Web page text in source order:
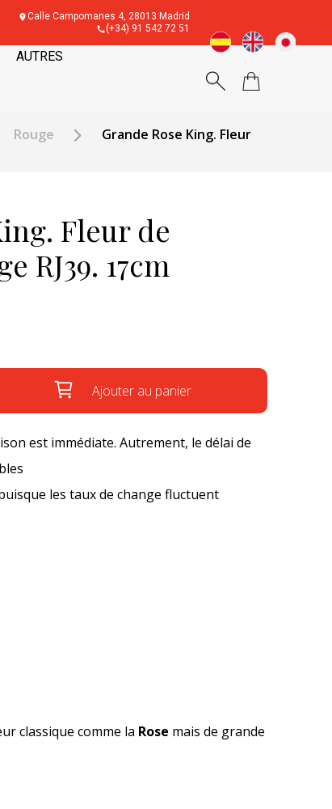
Calle Campomanes 4, 28013 Madrid
(+34) 91 542 72 51
AUTRES
Rouge
Grande Rose King. Fleur
Fleur de
RJ39. 17cm
Ajouter au panier
est immédiate. Autrement, le délai de
les taux de change fluctuent
classique comme la Rose mais de grande